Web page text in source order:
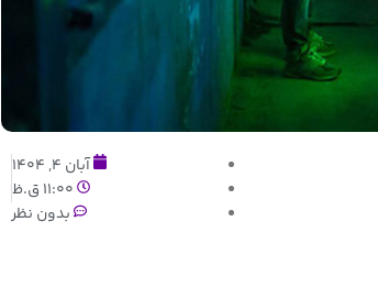
آبان 4, 1404
11:00 ق.ظ
بدون نظر